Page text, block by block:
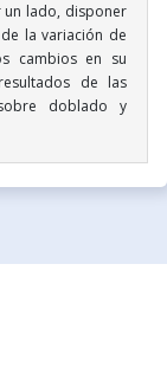
lado, disponer
la variación de
cambios en su
de las
doblado y